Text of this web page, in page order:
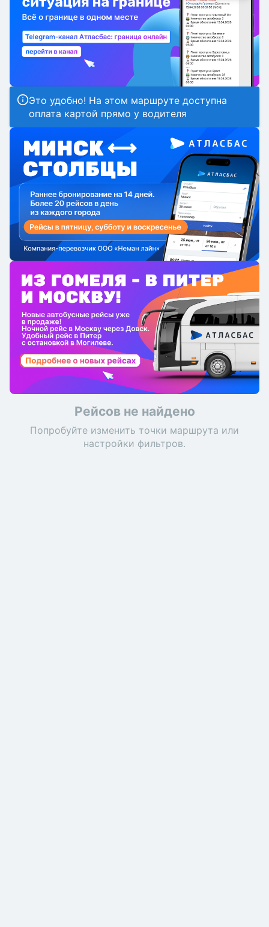
Это удобно! На этом маршруте доступна
оплата картой прямо у водителя
Рейсов не найдено
Попробуйте изменить точки маршрута или
настройки фильтров.